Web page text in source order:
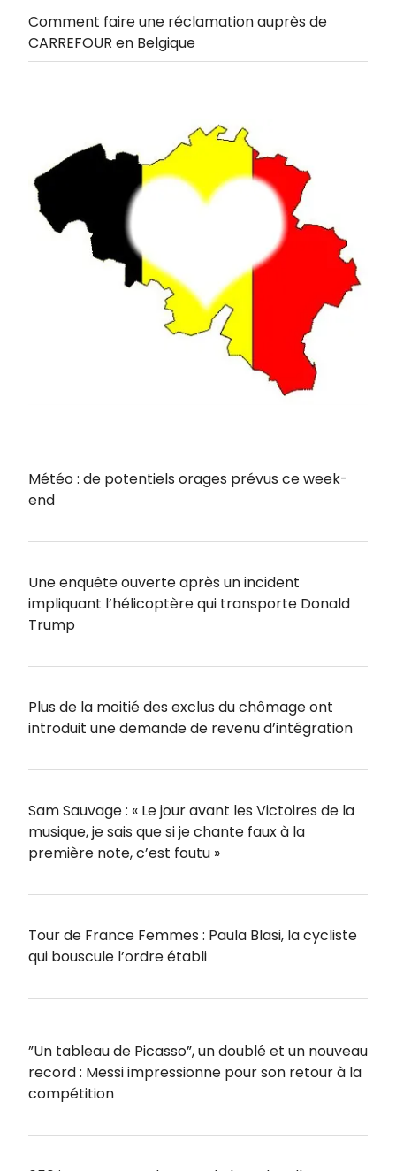
Comment faire une réclamation auprès de
CARREFOUR en Belgique
Météo : de potentiels orages prévus ce week-
end
Une enquête ouverte après un incident
impliquant l’hélicoptère qui transporte Donald
Trump
Plus de la moitié des exclus du chômage ont
introduit une demande de revenu d’intégration
Sam Sauvage : « Le jour avant les Victoires de la
musique, je sais que si je chante faux à la
première note, c’est foutu »
Tour de France Femmes : Paula Blasi, la cycliste
qui bouscule l’ordre établi
”Un tableau de Picasso”, un doublé et un nouveau
record : Messi impressionne pour son retour à la
compétition